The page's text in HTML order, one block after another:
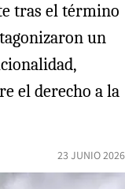
tras el término
un
el derecho a la
23 JUNIO 2026